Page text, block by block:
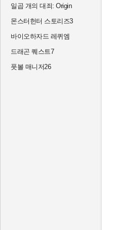
일곱 개의 대죄: Origin
몬스터헌터 스토리즈3
바이오하자드 레퀴엠
드래곤 퀘스트7
풋볼 매니저26